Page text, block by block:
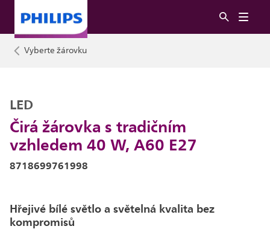
Vyberte žárovku
Čirá žárovka s tradičním
vzhledem 40 W, A60 E27
LED
8718699761998
Hřejivé bílé světlo a světelná kvalita bez
kompromisů